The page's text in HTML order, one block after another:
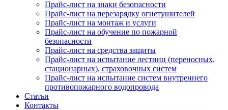
Прайс-лист на знаки безопасности
Прайс-лист на перезарядку огнетушителей
Прайс-лист на монтаж и услуги
Прайс-лист на обучение по пожарной
безопасности
Прайс-лист на средства защиты
Прайс-лист на испытание лестниц (переносных,
стационарных), страховочных систем
Прайс-лист на испытание систем внутреннего
противопожарного водопровода
Статьи
Контакты